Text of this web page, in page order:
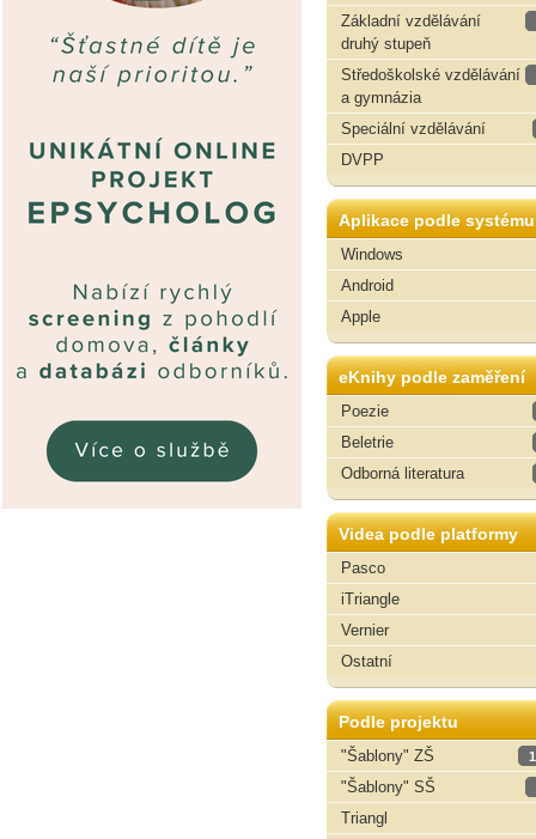
Základní vzdělávání
druhý stupeň
Středoškolské vzdělávání
a gymnázia
Speciální vzdělávání
DVPP
Aplikace podle systému
Windows
Android
Apple
eKnihy podle zaměření
Poezie
Beletrie
Odborná literatura
Videa podle platformy
Pasco
iTriangle
Vernier
Ostatní
Podle projektu
"Šablony" ZŠ
"Šablony" SŠ
Triangl